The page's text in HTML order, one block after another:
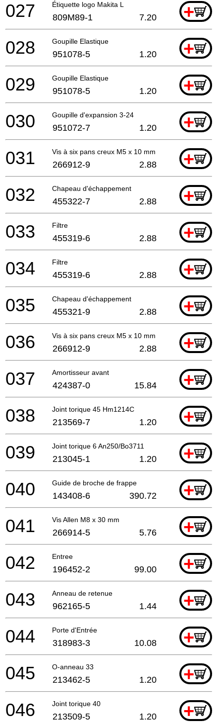
Étiquette logo Makita L +
027 809M89-1 7.20
Goupille Elastique +
028 951078-5 1.20
Goupille Elastique +
029 951078-5 1.20
Goupille d'expansion 3-24 +
030 951072-7 1.20
Vis à six pans creux M5 x 10 mm +
031 266912-9 2.88
Chapeau d'échappement +
032 455322-7 2.88
Filtre +
033 455319-6 2.88
Filtre +
034 455319-6 2.88
Chapeau d'échappement +
035 455321-9 2.88
Vis à six pans creux M5 x 10 mm +
036 266912-9 2.88
Amortisseur avant +
037 424387-0 15.84
Joint torique 45 Hm1214C +
038 213569-7 1.20
Joint torique 6 An250/Bo3711 +
039 213045-1 1.20
Guide de broche de frappe +
040 143408-6 390.72
Vis Allen M8 x 30 mm +
041 266914-5 5.76
Entree +
042 196452-2 99.00
Anneau de retenue +
043 962165-5 1.44
Porte d'Entrée +
044 318983-3 10.08
O-anneau 33 +
045 213462-5 1.20
Joint torique 40 +
046 213509-5 1.20